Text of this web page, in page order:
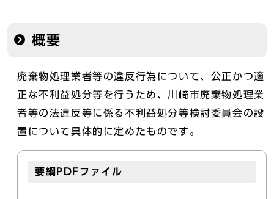
概要
廃棄物処理業者等の違反行為について、公正かつ適
正な不利益処分等を行うため、川崎市廃棄物処理業
者等の法違反等に係る不利益処分等検討委員会の設
置について具体的に定めたものです。
要綱PDFファイル